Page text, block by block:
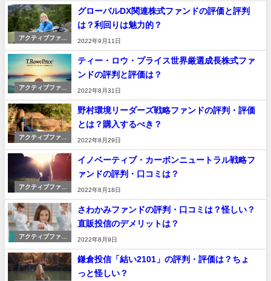
アクティブファン
グローバルDX関連株式ファンドの評価と評判
は？利回りは魅力的？
2022年9月11日
アクティブファン
ティー・ロウ・プライス世界厳選成長株式ファ
ンドの評判と評価は？
2022年8月31日
アクティブファン
野村環境リーダーズ戦略ファンドの評判・評価
とは？購入するべき？
2022年8月29日
アクティブファン
イノベーティブ・カーボンニュートラル戦略フ
ァンドの評判・口コミは？
2022年8月18日
アクティブファン
さわかみファンドの評判・口コミは？怪しい？
直販投信のデメリットは？
2022年8月9日
鎌倉投信「結い2101」の評判・評価は？ちょ
っと怪しい？